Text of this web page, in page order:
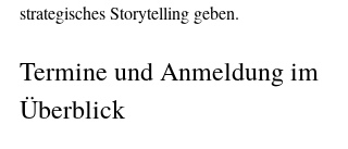
strategisches Storytelling geben.
Termine und Anmeldung im
Überblick